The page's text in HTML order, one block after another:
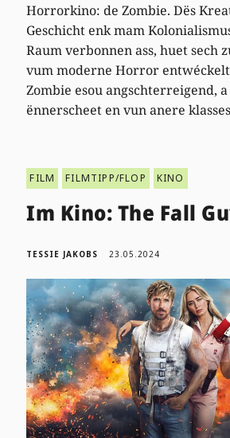
Horrorkino: de Zombie. Dës
Geschicht enk mam
Raum verbonnen ass, huet sech
vum moderne Horror
Zombie esou angschterreigend,
ënnerscheet en vun anere
FILM FILMTIPP/FLOP KINO
Im Kino: The Fall
TESSIE JAKOBS 23.05.2024